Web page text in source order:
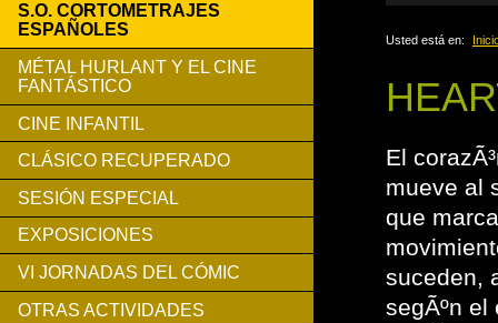
S.O. CORTOMETRAJES
ESPAÑOLES
MÉTAL HURLANT Y EL CINE
FANTÁSTICO
CINE INFANTIL
CLÁSICO RECUPERADO
SESIÓN ESPECIAL
EXPOSICIONES
VI JORNADAS DEL CÓMIC
OTRAS ACTIVIDADES
Usted está en:
El
mueve al
que
suceden,
segÃºn el